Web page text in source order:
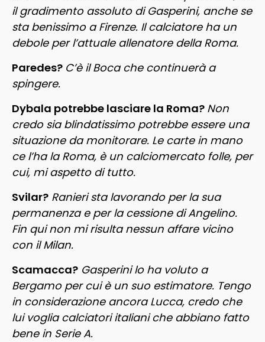
il gradimento assoluto di Gasperini, anche se
sta benissimo a Firenze. Il calciatore ha un
debole per l’attuale allenatore della Roma.
Paredes? C’è il Boca che continuerà a
spingere.
Dybala potrebbe lasciare la Roma? Non
credo sia blindatissimo potrebbe essere una
situazione da monitorare. Le carte in mano
ce l’ha la Roma, è un calciomercato folle, per
cui, mi aspetto di tutto.
Svilar? Ranieri sta lavorando per la sua
permanenza e per la cessione di Angelino.
Fin qui non mi risulta nessun affare vicino
con il Milan.
Scamacca? Gasperini lo ha voluto a
Bergamo per cui è un suo estimatore. Tengo
in considerazione ancora Lucca, credo che
lui voglia calciatori italiani che abbiano fatto
bene in Serie A.